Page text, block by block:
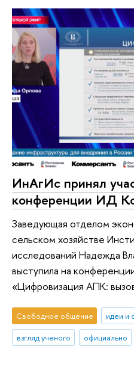
ИнАгИс принял
конференции ИД
Заведующая отделом
сельском хозяйстве
исследований Надежда
выступила на
«Цифровизация АПК:
Свободное общение идеи и
взгляд ученого
официально